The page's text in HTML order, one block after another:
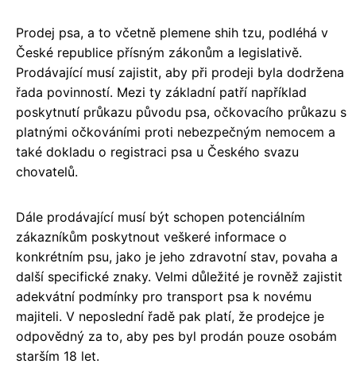
Prodej psa, a to včetně plemene shih tzu, podléhá v
České republice přísným zákonům a legislativě.
Prodávající musí zajistit, aby při prodeji byla dodržena
řada povinností. Mezi ty základní patří například
poskytnutí průkazu původu psa, očkovacího průkazu s
platnými očkováními proti nebezpečným nemocem a
také dokladu o registraci psa u Českého svazu
chovatelů.
Dále prodávající musí být schopen potenciálním
zákazníkům poskytnout veškeré informace o
konkrétním psu, jako je jeho zdravotní stav, povaha a
další specifické znaky. Velmi důležité je rovněž zajistit
adekvátní podmínky pro transport psa k novému
majiteli. V neposlední řadě pak platí, že prodejce je
odpovědný za to, aby pes byl prodán pouze osobám
starším 18 let.